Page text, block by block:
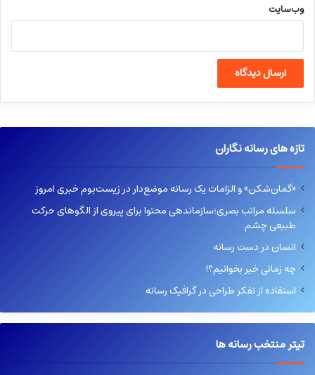
وب‌سایت
تازه های رسانه نگاران
«گمان‌شکن» و الزامات یک رسانه موضع‌دار در زیست‌بوم خبری امروز
سلسله مراتب بصری؛سازماندهی محتوا برای پیروی از الگوهای حرکت
طبیعی چشم
انسان در دست رسانه
چه زمانی خبر بخوانیم؟!
استفاده از تفکر طراحی در گرافیک رسانه
تیتر منتخب رسانه ها